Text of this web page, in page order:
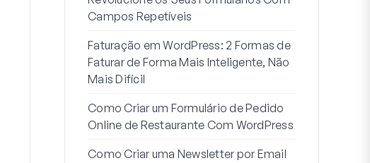
Campos Repetíveis
Faturação em WordPress: 2 Formas de
Faturar de Forma Mais Inteligente, Não
Mais Difícil
Como Criar um Formulário de Pedido
Online de Restaurante Com WordPress
Como Criar uma Newsletter por Email